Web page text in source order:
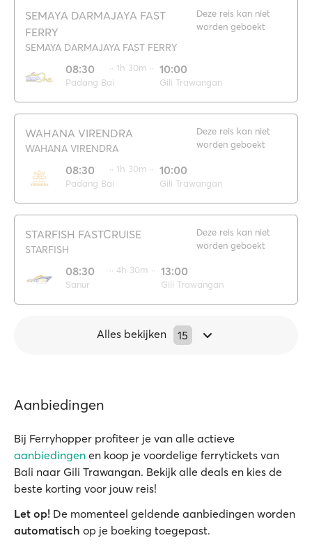
SEMAYA DARMAJAYA FAST
FERRY
SEMAYA DARMAJAYA FAST FERRY
08:30
Padang Bai
·· 1h 30m ·· 10:00
Gili Trawangan
Deze reis kan niet
worden geboekt
WAHANA VIRENDRA
WAHANA VIRENDRA
08:30
Padang Bai
·· 1h 30m ·· 10:00
Gili Trawangan
Deze reis kan niet
worden geboekt
STARFISH FASTCRUISE
STARFISH
08:30
Sanur
·· 4h 30m ·· 13:00
Gili Trawangan
Deze reis kan niet
worden geboekt
Alles bekijken 15
Aanbiedingen
Bij Ferryhopper profiteer je van alle actieve
aanbiedingen en koop je voordelige ferrytickets van
Bali naar Gili Trawangan. Bekijk alle deals en kies de
beste korting voor jouw reis!
Let op! De momenteel geldende aanbiedingen worden
automatisch op je boeking toegepast.